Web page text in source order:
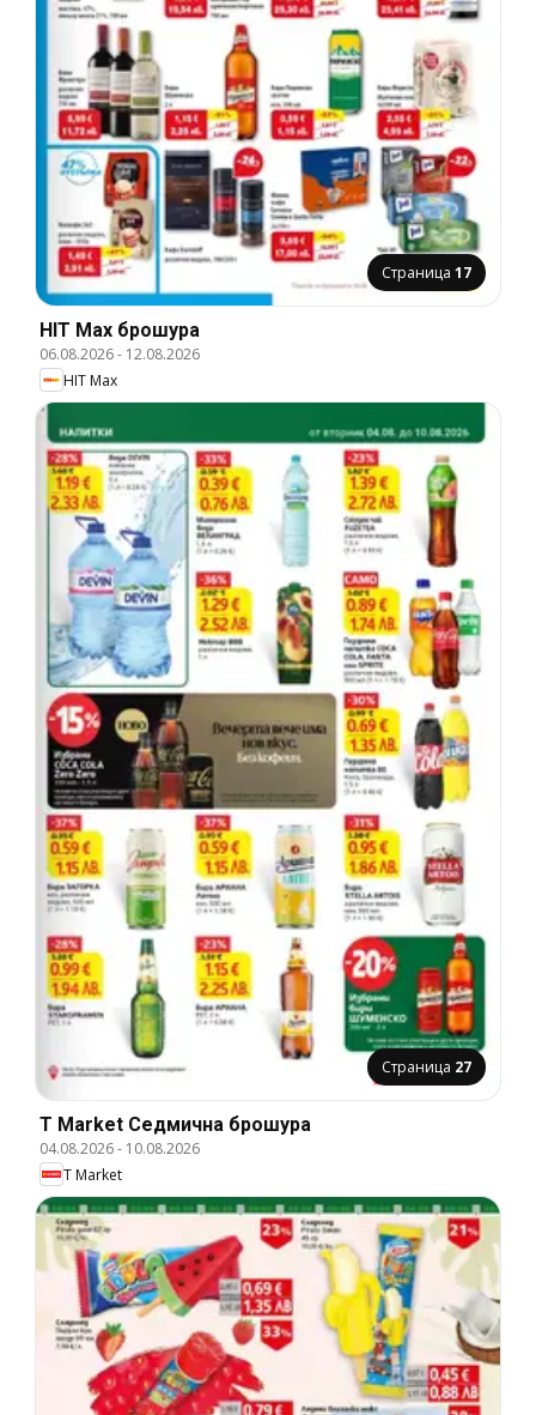
Страница 17
HIT Max брошура
06.08.2026- 12.08.2026
HIT Max
Страница 27
T Market Cедмична брошура
04.08.2026- 10.08.2026
T Market